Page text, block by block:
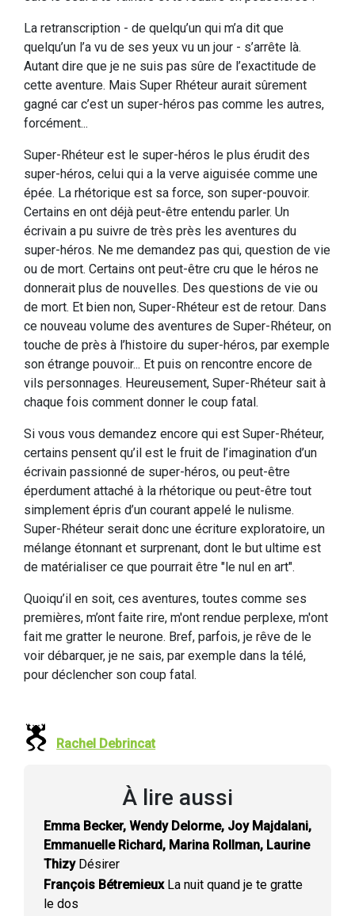
La retranscription - de quelqu’un qui m’a dit que
quelqu’un l’a vu de ses yeux vu un jour - s’arrête là.
Autant dire que je ne suis pas sûre de l’exactitude de
cette aventure. Mais Super Rhéteur aurait sûrement
gagné car c’est un super-héros pas comme les autres,
forcément...
Super-Rhéteur est le super-héros le plus érudit des
super-héros, celui qui a la verve aiguisée comme une
épée. La rhétorique est sa force, son super-pouvoir.
Certains en ont déjà peut-être entendu parler. Un
écrivain a pu suivre de très près les aventures du
super-héros. Ne me demandez pas qui, question de vie
ou de mort. Certains ont peut-être cru que le héros ne
donnerait plus de nouvelles. Des questions de vie ou
de mort. Et bien non, Super-Rhéteur est de retour. Dans
ce nouveau volume des aventures de Super-Rhéteur, on
touche de près à l’histoire du super-héros, par exemple
son étrange pouvoir... Et puis on rencontre encore de
vils personnages. Heureusement, Super-Rhéteur sait à
chaque fois comment donner le coup fatal.
Si vous vous demandez encore qui est Super-Rhéteur,
certains pensent qu’il est le fruit de l’imagination d’un
écrivain passionné de super-héros, ou peut-être
éperdument attaché à la rhétorique ou peut-être tout
simplement épris d’un courant appelé le nulisme.
Super-Rhéteur serait donc une écriture exploratoire, un
mélange étonnant et surprenant, dont le but ultime est
de matérialiser ce que pourrait être "le nul en art".
Quoiqu’il en soit, ces aventures, toutes comme ses
premières, m’ont faite rire, m'ont rendue perplexe, m'ont
fait me gratter le neurone. Bref, parfois, je rêve de le
voir débarquer, je ne sais, par exemple dans la télé,
pour déclencher son coup fatal.
Rachel Debrincat
À lire aussi
Emma Becker, Wendy Delorme, Joy Majdalani,
Emmanuelle Richard, Marina Rollman, Laurine
ThizyDésirer
François BétremieuxLa nuit quand je te gratte
le dos